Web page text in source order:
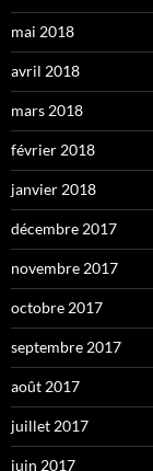
mai 2018
avril 2018
mars 2018
février 2018
janvier 2018
décembre 2017
novembre 2017
octobre 2017
septembre 2017
août 2017
juillet 2017
juin 2017